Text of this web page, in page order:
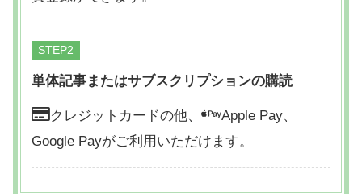
STEP
単体記事またはサブスクリプションの購読
クレジットカードの他、
Apple Pay、
Google Payがご利用いただけます。